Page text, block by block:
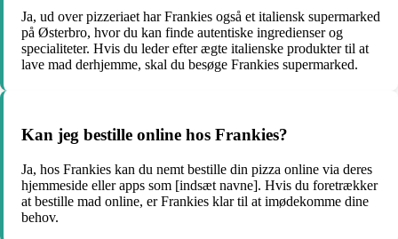
Ja, ud over pizzeriaet har Frankies også et italiensk supermarked
på Østerbro, hvor du kan finde autentiske ingredienser og
specialiteter. Hvis du leder efter ægte italienske produkter til at
lave mad derhjemme, skal du besøge Frankies supermarked.
Kan jeg bestille online hos Frankies?
Ja, hos Frankies kan du nemt bestille din pizza online via deres
hjemmeside eller apps som [indsæt navne]. Hvis du foretrækker
at bestille mad online, er Frankies klar til at imødekomme dine
behov.